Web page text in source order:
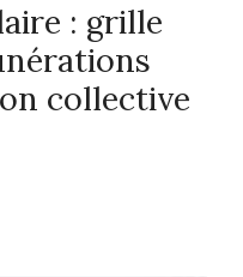
: grille
collective